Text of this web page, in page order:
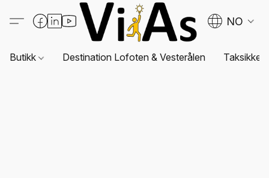
NO
Butikk Destination Lofoten & Vesterålen